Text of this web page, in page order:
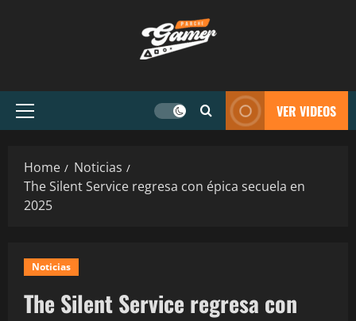
VER VIDEOS
Home
Noticias
The Silent Service regresa con épica secuela en
2025
Noticias
The Silent Service regresa con